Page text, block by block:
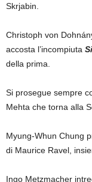
Skrjabin.
Christoph von
accosta l’incompiuta
della prima.
Si prosegue sempre
Mehta che torna alla
Myung-Whun Chung
di Maurice Ravel,
Ingo Metzmacher